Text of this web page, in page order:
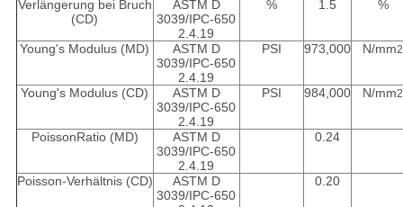
Verlängerung bei Bruch
(CD)
ASTM D
3039/IPC-650
2.4.19
% 1.5 %
Young's Modulus (MD)
ASTM D
3039/IPC-650
2.4.19
PSI 973,000 N/mm2
Young's Modulus (CD)
ASTM D
3039/IPC-650
2.4.19
PSI 984,000 N/mm2
Poisson­Ratio (MD)
ASTM D
3039/IPC-650
2.4.19
0.24
Poisson-Verhältnis (CD)
ASTM D
3039/IPC-650
0.20